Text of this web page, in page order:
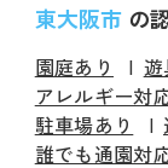
東大阪市 の
園庭あり
アレルギー対
駐車場あり
誰でも通園対